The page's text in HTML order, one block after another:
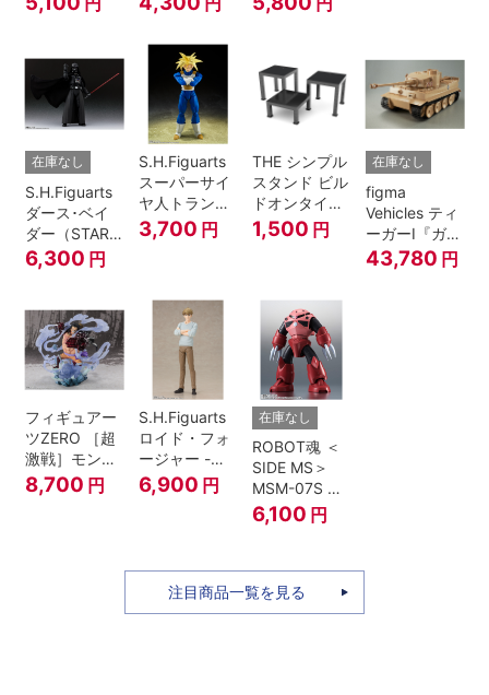
A.N.I.M.E.
マジシャン・
在庫なし
S.H.Figuarts
ダース･ベイ
ダー（STAR
WARS: Return
of the Jedi）
6,300 円
S.H.Figuarts
スーパーサイ
ヤ人トランク
ス-その身に秘
めしスーパー
Z』
3,700 円
THE シンプル
スタンド ビル
ドオンタイプ
(ブラック)
1,500 円
在庫なし
figma
Vehicles ティ
ーガーI『ガー
ルズ&パンツ
ァー』
43,780 円
フィギュアー
ツZERO ［超
激戦］モンキ
ー・D・ルフ
ィ -ギア4 三
8,700 円
S.H.Figuarts
ロイド・フォ
ージャー -フ
ォージャー家
のちち-
『SPY×FAMILY』
6,900 円
在庫なし
ROBOT魂 ＜
SIDE MS＞
MSM-07S シ
ャア専用ズゴ
ック ver.
6,100 円
注目商品一覧を見る